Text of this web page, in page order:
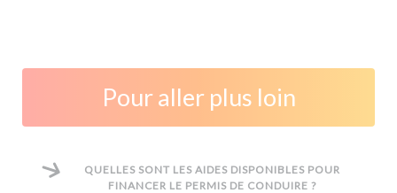
Pour aller plus loin
QUELLES SONT LES AIDES DISPONIBLES POUR
FINANCER LE PERMIS DE CONDUIRE ?